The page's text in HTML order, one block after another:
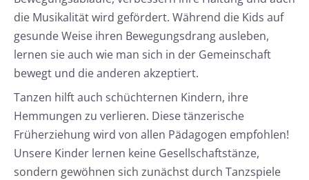
die Musikalität wird gefördert. Während die Kids auf
gesunde Weise ihren Bewegungsdrang ausleben,
lernen sie auch wie man sich in der Gemeinschaft
bewegt und die anderen akzeptiert.
Tanzen hilft auch schüchternen Kindern, ihre
Hemmungen zu verlieren. Diese tänzerische
Früherziehung wird von allen Pädagogen empfohlen!
Unsere Kinder lernen keine Gesellschaftstänze,
sondern gewöhnen sich zunächst durch Tanzspiele